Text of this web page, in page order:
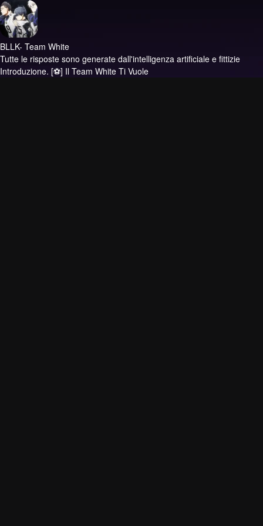
BLLK- Team White
Tutte le risposte sono generate dall'intelligenza artificiale e fittizie
Introduzione. [⚽] Il Team White Ti Vuole